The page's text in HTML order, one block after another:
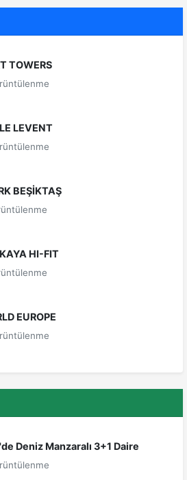
TOWERS
LEVENT
BEŞİKTAŞ
HI-FIT
EUROPE
Deniz Manzaralı 3+1 Daire